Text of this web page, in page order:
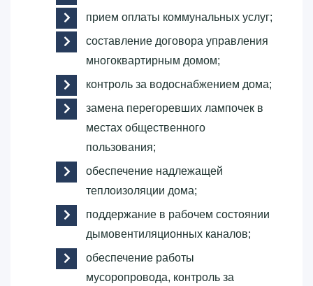
прием оплаты коммунальных услуг;
составление договора управления
многоквартирным домом;
контроль за водоснабжением дома;
замена перегоревших лампочек в
местах общественного
пользования;
обеспечение надлежащей
теплоизоляции дома;
поддержание в рабочем состоянии
дымовентиляционных каналов;
обеспечение работы
мусоропровода, контроль за